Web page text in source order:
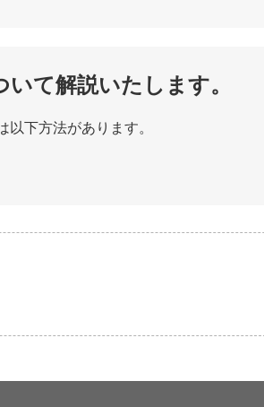
て解説いたします。
下方法があります。